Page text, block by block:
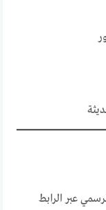
عبر الرابط